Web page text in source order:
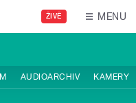
ŽIVĚ MENU
AUDIOARCHIV KAMERY